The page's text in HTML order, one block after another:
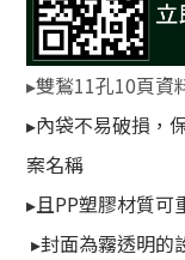
▸雙鶖11孔10頁資
▸內袋不易破損，
案名稱
▸且PP塑膠材質可
▸封面為霧透明的